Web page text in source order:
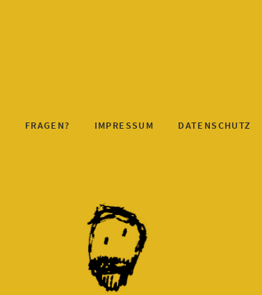
FRAGEN? IMPRESSUM DATENSCHUTZ